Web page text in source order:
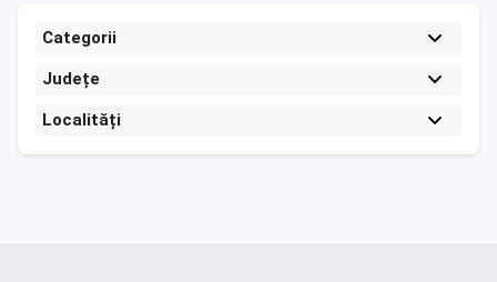
Categorii
Județe
Localități